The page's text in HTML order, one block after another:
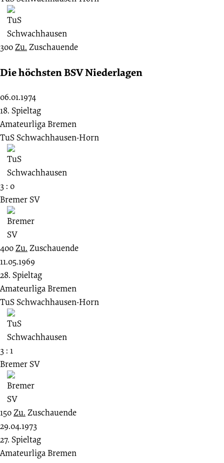
300Zu. Zuschauende
Die höchsten BSV Niederlagen
06.01.1974
18. Spieltag
Amateurliga Bremen
TuS Schwachhausen-Horn
3 : 0
Bremer SV
400Zu. Zuschauende
11.05.1969
28. Spieltag
Amateurliga Bremen
TuS Schwachhausen-Horn
3 : 1
Bremer SV
150Zu. Zuschauende
29.04.1973
27. Spieltag
Amateurliga Bremen